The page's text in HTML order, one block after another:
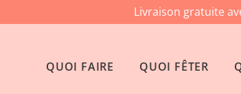
Livraison gratuite
QUOI FAIRE QUOI FÊTER